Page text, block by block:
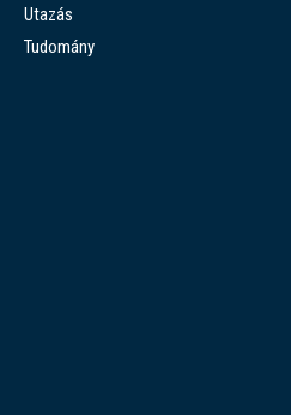
Utazás
Tudomány